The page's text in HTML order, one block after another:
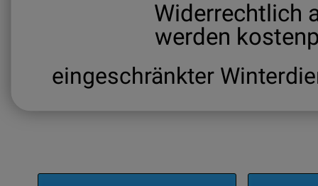
Widerrechtlich
werden
eingeschränkter